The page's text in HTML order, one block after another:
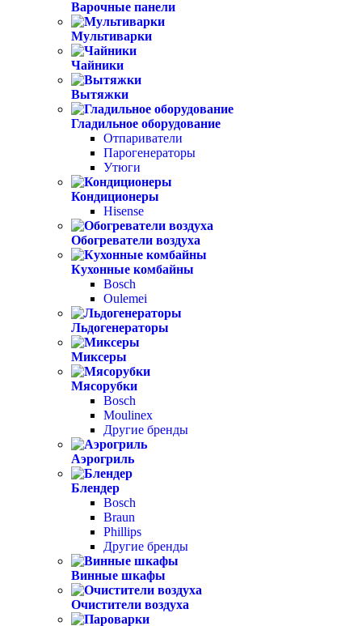
Варочные панели
Мультиварки
Чайники
Вытяжки
Гладильное оборудование
Отпариватели
Парогенераторы
Утюги
Кондиционеры
Hisense
Обогреватели воздуха
Кухонные комбайны
Bosch
Oulemei
Льдогенераторы
Миксеры
Мясорубки
Bosch
Moulinex
Другие бренды
Аэрогриль
Блендер
Bosch
Braun
Phillips
Другие бренды
Винные шкафы
Очистители воздуха